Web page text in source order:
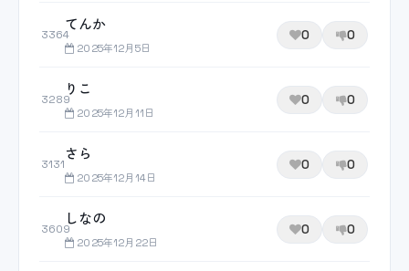
3364
てんか
2025年12月5日
0 0
3289
りこ
2025年12月11日
0 0
3131
さら
2025年12月14日
0 0
3609
しなの
2025年12月22日
0 0